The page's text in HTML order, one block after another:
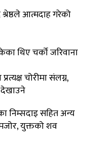
श्रेष्ठले आत्मदाह गरेको
थिए चर्को जरिवाना
चोरीमा संलग्न,
देखाउने
निम्सदाइ सहित अन्य
युक्तको शव